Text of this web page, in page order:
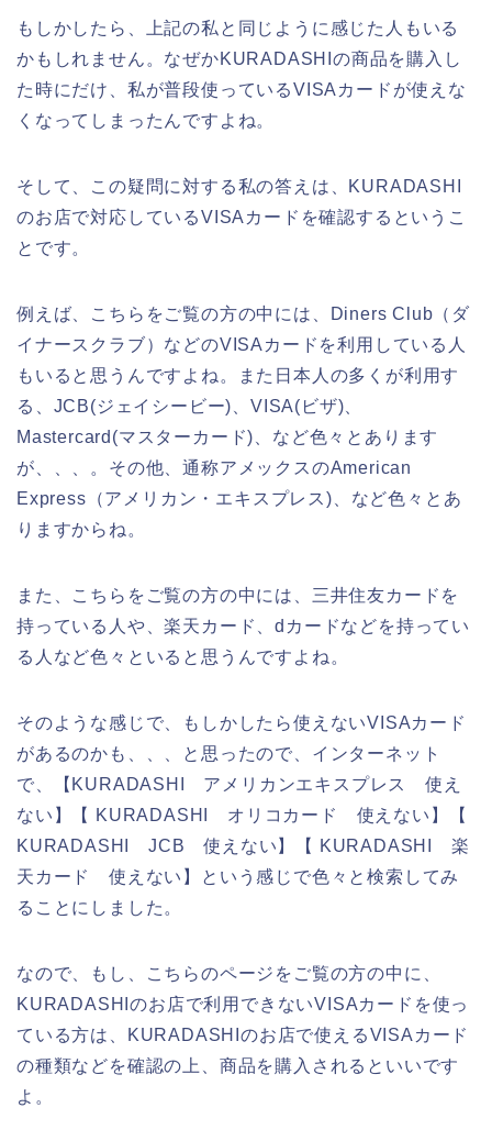
もしかしたら、上記の私と同じように感じた人もいる
かもしれません。なぜかKURADASHIの商品を購入し
た時にだけ、私が普段使っているVISAカードが使えな
くなってしまったんですよね。
そして、この疑問に対する私の答えは、KURADASHI
のお店で対応しているVISAカードを確認するというこ
とです。
例えば、こちらをご覧の方の中には、Diners Club（ダ
イナースクラブ）などのVISAカードを利用している人
もいると思うんですよね。また日本人の多くが利用す
る、JCB(ジェイシービー)、VISA(ビザ)、
Mastercard(マスターカード)、など色々とあります
が、、、。その他、通称アメックスのAmerican
Express（アメリカン・エキスプレス)、など色々とあ
りますからね。
また、こちらをご覧の方の中には、三井住友カードを
持っている人や、楽天カード、dカードなどを持ってい
る人など色々といると思うんですよね。
そのような感じで、もしかしたら使えないVISAカード
があるのかも、、、と思ったので、インターネット
で、【KURADASHI アメリカンエキスプレス 使え
ない】【 KURADASHI オリコカード 使えない】【
KURADASHI JCB 使えない】【 KURADASHI 楽
天カード 使えない】という感じで色々と検索してみ
ることにしました。
なので、もし、こちらのページをご覧の方の中に、
KURADASHIのお店で利用できないVISAカードを使っ
ている方は、KURADASHIのお店で使えるVISAカード
の種類などを確認の上、商品を購入されるといいです
よ。